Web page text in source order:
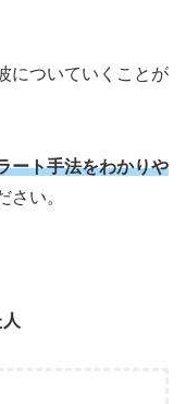
についていくことが
ート手法をわかりや
さい。